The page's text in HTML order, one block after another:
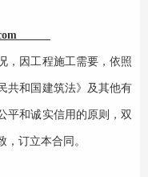
，因工程施工需要，依照
共和国建筑法》及其他有
平和诚实信用的原则，双
订立本合同。